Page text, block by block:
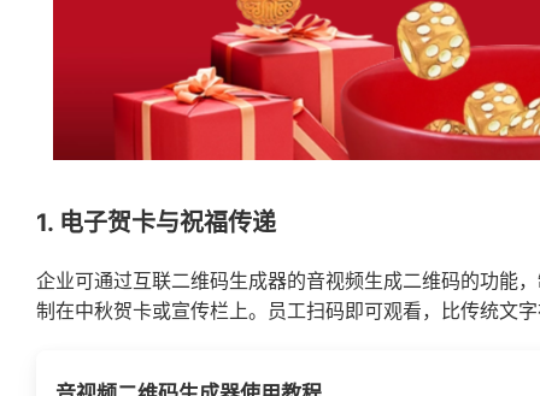
1. 电子贺卡与祝福传递
企业可通过互联二维码生成器的音视频生成二维码的功能
制在中秋贺卡或宣传栏上。员工扫码即可观看，比传统文